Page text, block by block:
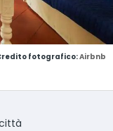
fotografico:Airbnb